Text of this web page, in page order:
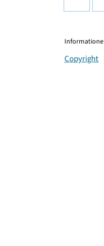
Copyright